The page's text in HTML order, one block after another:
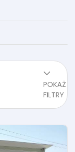
POKAŻ
FILTRY